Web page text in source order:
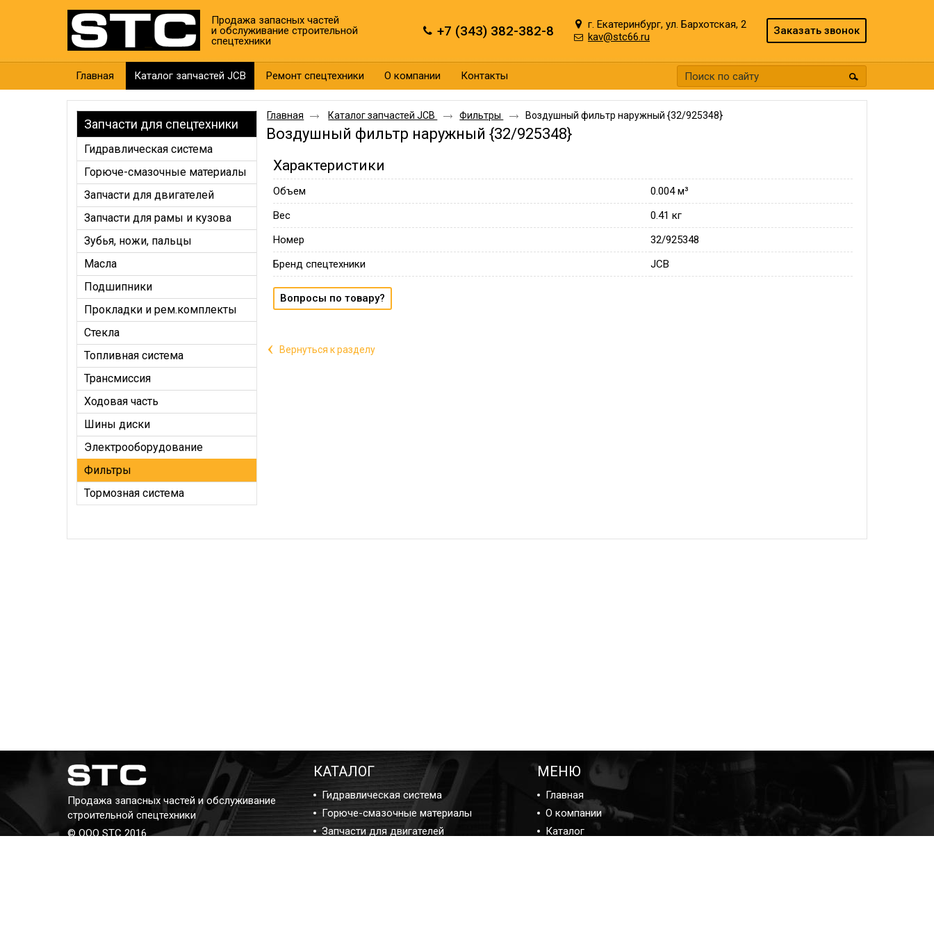
+7 (343) 382-382-8
г. Екатеринбург, ул. Бархотская, 2
kav@stc66.ru
Заказать звонок
Продажа запасных частей
и обслуживание строительной
спецтехники
Главная Каталог запчастей JCB Ремонт спецтехники О компании Контакты
Запчасти для спецтехники
Гидравлическая система
Горюче-смазочные материалы
Запчасти для двигателей
Запчасти для рамы и кузова
Зубья, ножи, пальцы
Масла
Подшипники
Прокладки и рем.комплекты
Стекла
Топливная система
Трансмиссия
Ходовая часть
Шины диски
Электрооборудование
Фильтры
Тормозная система
Главная Каталог запчастей JCB Фильтры Воздушный фильтр наружный {32/925348}
Воздушный фильтр наружный {32/925348}
Характеристики
Объем
0.004 м³
Вес
0.41 кг
Номер
32/925348
Бренд спецтехники
JCB
Вопросы по товару?
‹ Вернуться к разделу
Продажа запасных частей и обслуживание
строительной спецтехники
© ООО STC 2016
КАТАЛОГ
Гидравлическая система
Горюче-смазочные материалы
Запчасти для двигателей
МЕНЮ
Главная
О компании
Каталог